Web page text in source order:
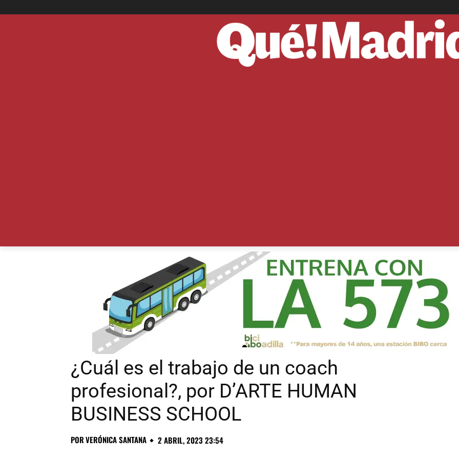
¿Cuál es el trabajo de un coach
profesional?, por D’ARTE HUMAN
BUSINESS SCHOOL
PORVERÓNICA SANTANA 2 ABRIL, 2023 23:54